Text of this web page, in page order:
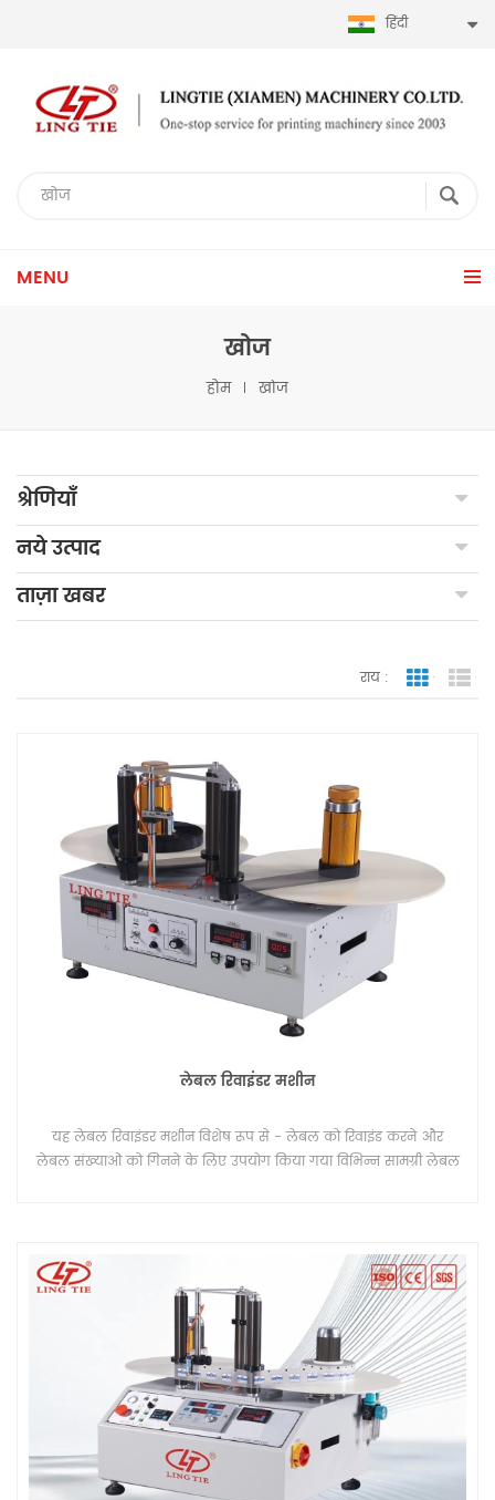
हिंदी
MENU
खोज
होम खोज
श्रेणियाँ
नये उत्पाद
ताज़ा खबर
राय : जाली
लेबल रिवाइंडर मशीन
यह लेबल रिवाइंडर मशीन विशेष रूप से - लेबल को रिवाइंड करने और
लेबल संख्याओं को गिनने के लिए उपयोग किया गया विभिन्न सामग्री लेबल